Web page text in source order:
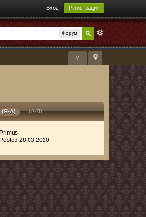
Вход Регистрация
Форум
V
(Я-А) (А-Я)
Primus
Posted 28.03.2020